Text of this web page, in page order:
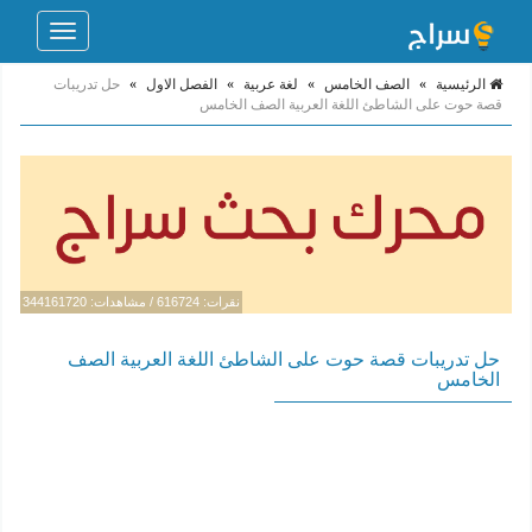
Toggle
الرئيسية » الصف الخامس » لغة عربية » الفصل الاول » حل تدريبات
قصة حوت على الشاطئ اللغة العربية الصف الخامس
نقرات: 616724 / مشاهدات: 344161720
حل تدريبات قصة حوت على الشاطئ اللغة العربية الصف
الخامس